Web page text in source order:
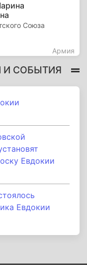
Союза
Армия
И СОБЫТИЯ
Евдокии
Евдокии